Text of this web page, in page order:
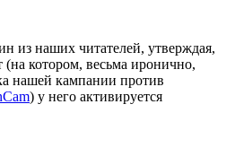
из наших читателей, утверждая,
(на котором, весьма иронично,
нашей кампании против
) у него активируется